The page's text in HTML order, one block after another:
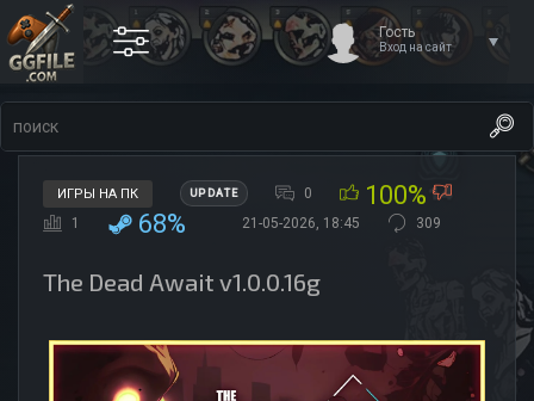
Гость
Вход на сайт
ИГРЫ НА ПК UPDATE 0 100%
1 68% 21-05-2026, 18:45 309
The Dead Await v1.0.0.16g